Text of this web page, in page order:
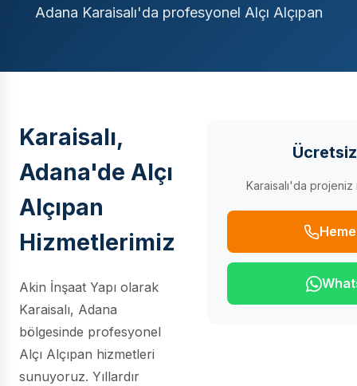
Adana Karaisalı'da profesyonel Alçı Alçıpan
Karaisalı,
Adana'de Alçı
Alçıpan
Hizmetlerimiz
Akin İnşaat Yapı olarak
Karaisalı, Adana
bölgesinde profesyonel
Alçı Alçıpan hizmetleri
sunuyoruz. Yıllardır
Karaisalı'da